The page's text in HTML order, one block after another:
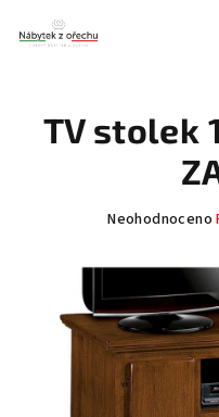
obsah
TV stolek
Průměrné
produktu
0,0
z
5
hvězdiček.
Neohodnoceno